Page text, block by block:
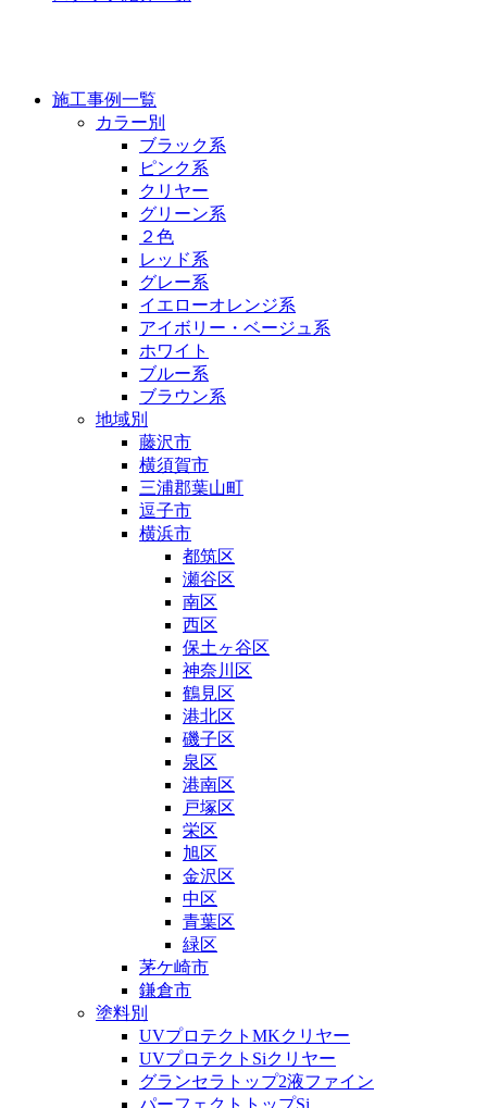
施工事例一覧
カラー別
ブラック系
ピンク系
クリヤー
グリーン系
２色
レッド系
グレー系
イエローオレンジ系
アイボリー・ベージュ系
ホワイト
ブルー系
ブラウン系
地域別
藤沢市
横須賀市
三浦郡葉山町
逗子市
横浜市
都筑区
瀬谷区
南区
西区
保土ヶ谷区
神奈川区
鶴見区
港北区
磯子区
泉区
港南区
戸塚区
栄区
旭区
金沢区
中区
青葉区
緑区
茅ケ崎市
鎌倉市
塗料別
UVプロテクトMKクリヤー
UVプロテクトSiクリヤー
グランセラトップ2液ファイン